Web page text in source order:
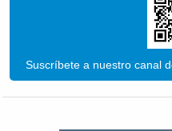
Suscríbete a nuestro canal